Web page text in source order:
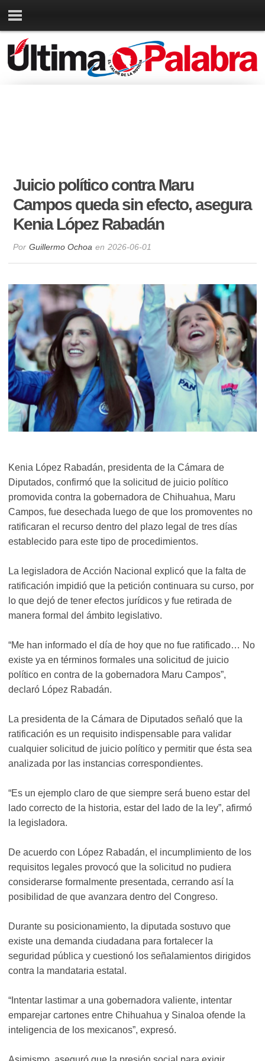
Juicio político contra Maru
Campos queda sin efecto, asegura
Kenia López Rabadán
Por Guillermo Ochoa en 2026-06-01
Kenia López Rabadán, presidenta de la Cámara de
Diputados, confirmó que la solicitud de juicio político
promovida contra la gobernadora de Chihuahua, Maru
Campos, fue desechada luego de que los promoventes no
ratificaran el recurso dentro del plazo legal de tres días
establecido para este tipo de procedimientos.
La legisladora de Acción Nacional explicó que la falta de
ratificación impidió que la petición continuara su curso, por
lo que dejó de tener efectos jurídicos y fue retirada de
manera formal del ámbito legislativo.
“Me han informado el día de hoy que no fue ratificado… No
existe ya en términos formales una solicitud de juicio
político en contra de la gobernadora Maru Campos”,
declaró López Rabadán.
La presidenta de la Cámara de Diputados señaló que la
ratificación es un requisito indispensable para validar
cualquier solicitud de juicio político y permitir que ésta sea
analizada por las instancias correspondientes.
“Es un ejemplo claro de que siempre será bueno estar del
lado correcto de la historia, estar del lado de la ley”, afirmó
la legisladora.
De acuerdo con López Rabadán, el incumplimiento de los
requisitos legales provocó que la solicitud no pudiera
considerarse formalmente presentada, cerrando así la
posibilidad de que avanzara dentro del Congreso.
Durante su posicionamiento, la diputada sostuvo que
existe una demanda ciudadana para fortalecer la
seguridad pública y cuestionó los señalamientos dirigidos
contra la mandataria estatal.
“Intentar lastimar a una gobernadora valiente, intentar
emparejar cartones entre Chihuahua y Sinaloa ofende la
inteligencia de los mexicanos”, expresó.